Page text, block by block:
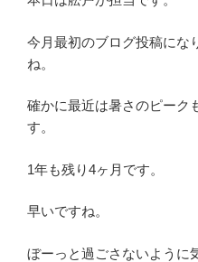
今月最初のブログ投稿にな
ね。
確かに最近は暑さのピーク
す。
1年も残り4ヶ月です。
早いですね。
ぼーっと過ごさないように